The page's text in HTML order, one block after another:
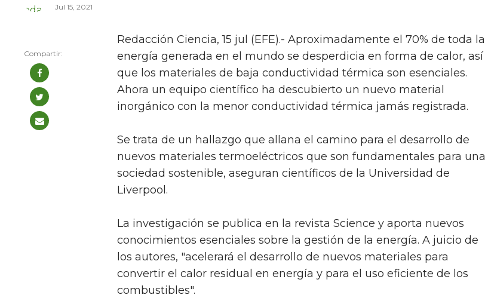
Jul 15, 2021
Redacción Ciencia, 15 jul (EFE).- Aproximadamente el 70% de toda la
energía generada en el mundo se desperdicia en forma de calor, así
que los materiales de baja conductividad térmica son esenciales.
Ahora un equipo científico ha descubierto un nuevo material
inorgánico con la menor conductividad térmica jamás registrada.
Se trata de un hallazgo que allana el camino para el desarrollo de
nuevos materiales termoeléctricos que son fundamentales para una
sociedad sostenible, aseguran científicos de la Universidad de
Liverpool.
La investigación se publica en la revista Science y aporta nuevos
conocimientos esenciales sobre la gestión de la energía. A juicio de
los autores, "acelerará el desarrollo de nuevos materiales para
convertir el calor residual en energía y para el uso eficiente de los
combustibles".